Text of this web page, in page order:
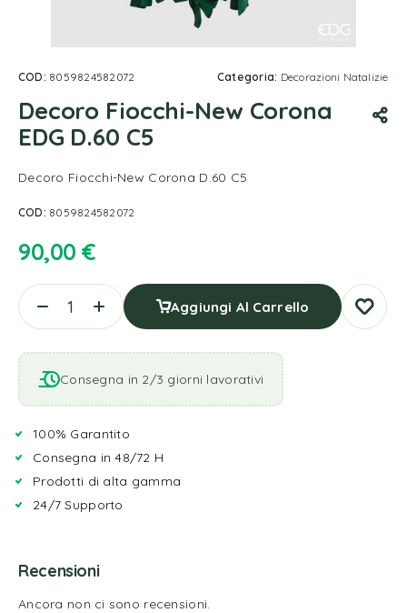
COD: 8059824582072 Categoria: Decorazioni Natalizie
Decoro Fiocchi-New Corona
EDG D.60 C5
Decoro Fiocchi-New Corona D.60 C5
COD: 8059824582072
90,00 €
Aggiungi Al Carrello
Consegna in 2/3 giorni lavorativi
100% Garantito
Consegna in 48/72 H
Prodotti di alta gamma
24/7 Supporto
Recensioni
Ancora non ci sono recensioni.